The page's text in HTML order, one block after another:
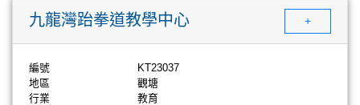
九龍灣跆拳道教學中心 +
編號
KT23037
地區
觀塘
行業
教育